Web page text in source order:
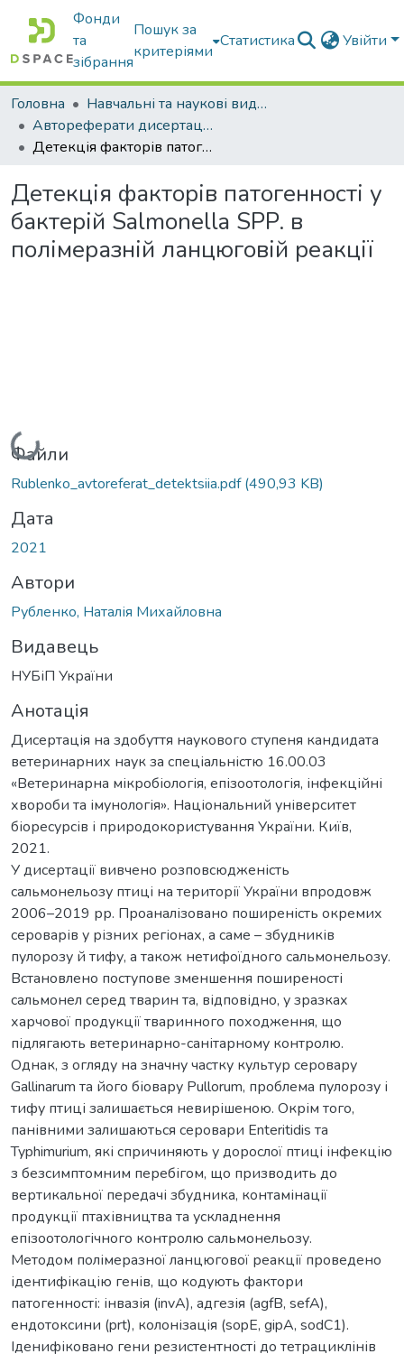
Фонди
та
зібрання
Пошук за
критеріями
Статистика Увійти
Головна
Навчальні та наукові видання
Автореферати дисертацій та дисертації
Детекція факторів патогенності у бактерій Salmonella SPP. в полімеразній ланцюговій реакції
Детекція факторів патогенності у
бактерій Salmonella SPP. в
полімеразній ланцюговій реакції
Файли
Rublenko_avtoreferat_detektsiia.pdf(490,93 KB)
Дата
2021
Автори
Рубленко, Наталія Михайловна
Видавець
НУБіП України
Анотація
Дисертація на здобуття наукового ступеня кандидата
ветеринарних наук за спеціальністю 16.00.03
«Ветеринарна мікробіологія, епізоотологія, інфекційні
хвороби та імунологія». Національний університет
біоресурсів і природокористування України. Київ,
2021.
У дисертації вивчено розповсюдженість
сальмонельозу птиці на території України впродовж
2006–2019 рр. Проаналізовано поширеність окремих
сероварів у різних регіонах, а саме – збудників
пулорозу й тифу, а також нетифоїдного сальмонельозу.
Встановлено поступове зменшення поширеності
сальмонел серед тварин та, відповідно, у зразках
харчової продукції тваринного походження, що
підлягають ветеринарно-санітарному контролю.
Однак, з огляду на значну частку культур серовару
Gallinarum та його біовару Pullorum, проблема пулорозу і
тифу птиці залишається невирішеною. Окрім того,
панівними залишаються серовари Enteritidis та
Typhimurium, які спричиняють у дорослої птиці інфекцію
з безсимптомним перебігом, що призводить до
вертикальної передачі збудника, контамінації
продукції птахівництва та ускладнення
епізоотологічного контролю сальмонельозу.
Методом полімеразної ланцюгової реакції проведено
ідентифікацію генів, що кодують фактори
патогенності: інвазія (invA), адгезія (agfB, sefA),
ендотоксини (prt), колонізація (sopE, gipA, sodC1).
Іденифіковано гени резистентності до тетрациклінів